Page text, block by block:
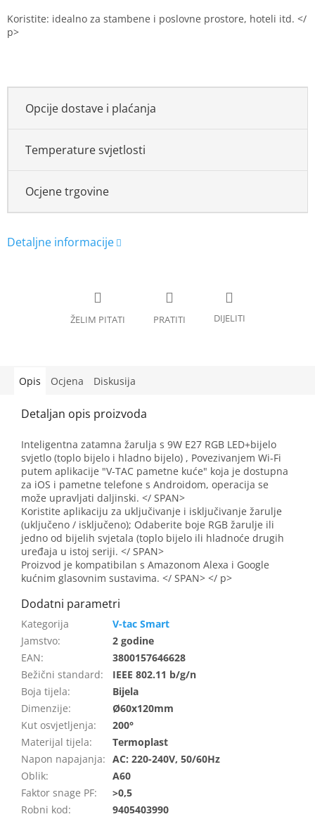
Koristite: idealno za stambene i poslovne prostore, hoteli itd. </
p>
Opcije dostave i plaćanja
Temperature svjetlosti
Ocjene trgovine
Opis Ocjena Diskusija
Inteligentna zatamna žarulja s 9W E27 RGB LED+bijelo
svjetlo (toplo bijelo i hladno bijelo) , Povezivanjem Wi-Fi
putem aplikacije "V-TAC pametne kuće" koja je dostupna
za iOS i pametne telefone s Androidom, operacija se
može upravljati daljinski. </ SPAN>
Koristite aplikaciju za uključivanje i isključivanje žarulje
(uključeno / isključeno); Odaberite boje RGB žarulje ili
jedno od bijelih svjetala (toplo bijelo ili hladnoće drugih
uređaja u istoj seriji. </ SPAN>
Proizvod je kompatibilan s Amazonom Alexa i Google
kućnim glasovnim sustavima. </ SPAN> </ p>
V-tac Smart
Jamstvo:
2 godine
EAN:
3800157646628
Bežični standard:
IEEE 802.11 b/g/n
Boja tijela:
Bijela
Dimenzije:
Ø60x120mm
Kut osvjetljenja:
200°
Materijal tijela:
Termoplast
Napon napajanja: AC: 220-240V, 50/60Hz
Oblik:
A60
Faktor snage PF:
>0,5
Robni kod:
9405403990